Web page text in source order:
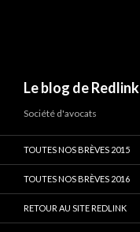
Le blog de Redlink
Société d'avocats
TOUTES NOS BRÈVES 2015
TOUTES NOS BRÈVES 2016
RETOUR AU SITE REDLINK